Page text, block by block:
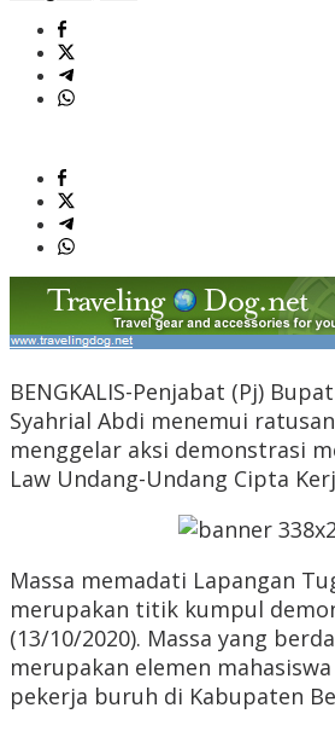
BENGKALIS-Penjabat (Pj)
Syahrial Abdi menemui
menggelar aksi demonstrasi
Law Undang-Undang Cipta
Massa memadati Lapangan
merupakan titik kumpul
(13/10/2020). Massa yang
merupakan elemen
pekerja buruh di Kabupaten